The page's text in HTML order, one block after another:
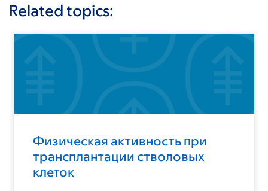
Related topics:
Физическая активность при
трансплантации стволовых
клеток